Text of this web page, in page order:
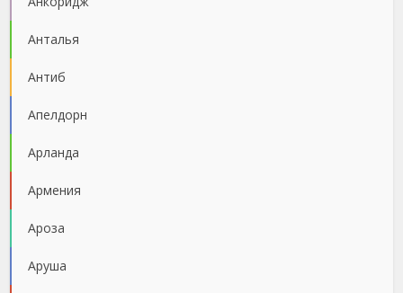
Анталья
Антиб
Апелдорн
Арланда
Армения
Ароза
Аруша